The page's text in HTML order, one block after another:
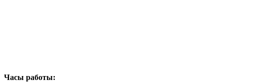
Часы работы: